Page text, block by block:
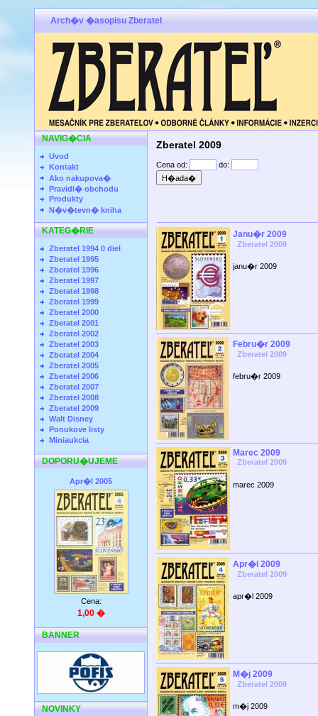
Arch�v �asopisu Zberatel
NAVIG�CIA
Uvod
Kontakt
Ako nakupova�
Pravidl� obchodu
Produkty
N�v�tevn� kniha
KATEG�RIE
Zberatel 1994 0 diel
Zberatel 1995
Zberatel 1996
Zberatel 1997
Zberatel 1998
Zberatel 1999
Zberatel 2000
Zberatel 2001
Zberatel 2002
Zberatel 2003
Zberatel 2004
Zberatel 2005
Zberatel 2006
Zberatel 2007
Zberatel 2008
Zberatel 2009
Walt Disney
Ponukove listy
Miniaukcia
DOPORU�UJEME
Apr�l 2005
Cena:
1,00 �
BANNER
NOVINKY
Zberatel 2009
Cena od: do:
Janu�r 2009
Zberatel 2009
janu�r 2009
Febru�r 2009
Zberatel 2009
febru�r 2009
Marec 2009
Zberatel 2009
marec 2009
Apr�l 2009
Zberatel 2009
apr�l 2009
M�j 2009
Zberatel 2009
m�j 2009